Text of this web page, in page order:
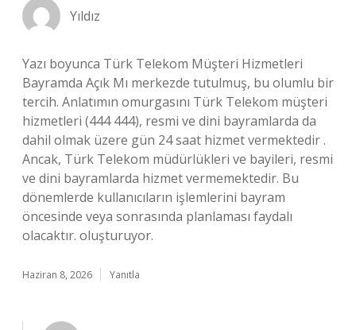
Yıldız
Yazı boyunca Türk Telekom Müşteri Hizmetleri
Bayramda Açık Mı merkezde tutulmuş, bu olumlu bir
tercih. Anlatımın omurgasını Türk Telekom müşteri
hizmetleri (444 444), resmi ve dini bayramlarda da
dahil olmak üzere gün 24 saat hizmet vermektedir .
Ancak, Türk Telekom müdürlükleri ve bayileri, resmi
ve dini bayramlarda hizmet vermemektedir. Bu
dönemlerde kullanıcıların işlemlerini bayram
öncesinde veya sonrasında planlaması faydalı
olacaktır. oluşturuyor.
Haziran 8, 2026 Yanıtla